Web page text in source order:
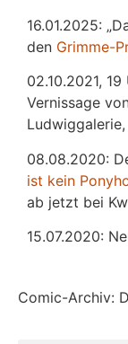
16.01.2025:
den Grimme-
02.10.2021,
Vernissage
08.08.2020:
ist kein
ab jetzt bei
15.07.2020:
Comic-Archiv: